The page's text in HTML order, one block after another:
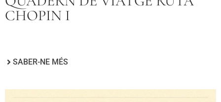
CHOPIN I
SABER-NE MÉS